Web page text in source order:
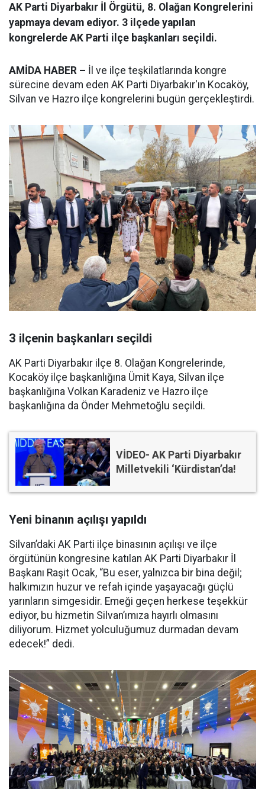
AK Parti Diyarbakır İl Örgütü, 8. Olağan Kongrelerini
yapmaya devam ediyor. 3 ilçede yapılan
kongrelerde AK Parti ilçe başkanları seçildi.
AMİDA HABER – İl ve ilçe teşkilatlarında kongre
sürecine devam eden AK Parti Diyarbakır'ın Kocaköy,
Silvan ve Hazro ilçe kongrelerini bugün gerçekleştirdi.
3 ilçenin başkanları seçildi
AK Parti Diyarbakır ilçe 8. Olağan Kongrelerinde,
Kocaköy ilçe başkanlığına Ümit Kaya, Silvan ilçe
başkanlığına Volkan Karadeniz ve Hazro ilçe
başkanlığına da Önder Mehmetoğlu seçildi.
VİDEO- AK Parti Diyarbakır
Milletvekili ‘Kürdistan’da!
Yeni binanın açılışı yapıldı
Silvan’daki AK Parti ilçe binasının açılışı ve ilçe
örgütünün kongresine katılan AK Parti Diyarbakır İl
Başkanı Raşit Ocak, “Bu eser, yalnızca bir bina değil;
halkımızın huzur ve refah içinde yaşayacağı güçlü
yarınların simgesidir. Emeği geçen herkese teşekkür
ediyor, bu hizmetin Silvan’ımıza hayırlı olmasını
diliyorum. Hizmet yolculuğumuz durmadan devam
edecek!” dedi.